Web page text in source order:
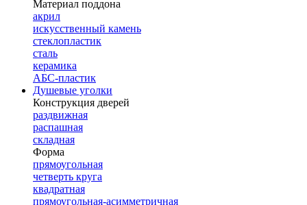
Материал поддона
акрил
искусственный камень
стеклопластик
сталь
керамика
АБС-пластик
Душевые уголки
Конструкция дверей
раздвижная
распашная
складная
Форма
прямоугольная
четверть круга
квадратная
прямоугольная-асимметричная